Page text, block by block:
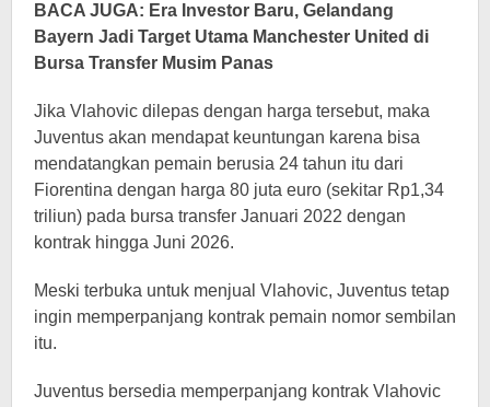
BACA JUGA: Era Investor Baru, Gelandang
Bayern Jadi Target Utama Manchester United di
Bursa Transfer Musim Panas
Jika Vlahovic dilepas dengan harga tersebut, maka
Juventus akan mendapat keuntungan karena bisa
mendatangkan pemain berusia 24 tahun itu dari
Fiorentina dengan harga 80 juta euro (sekitar Rp1,34
triliun) pada bursa transfer Januari 2022 dengan
kontrak hingga Juni 2026.
Meski terbuka untuk menjual Vlahovic, Juventus tetap
ingin memperpanjang kontrak pemain nomor sembilan
itu.
Juventus bersedia memperpanjang kontrak Vlahovic